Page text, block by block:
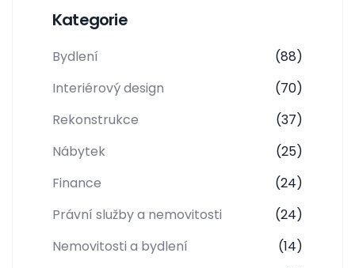
Kategorie
Bydlení
(88)
Interiérový design
(70)
Rekonstrukce
(37)
Nábytek
(25)
Finance
(24)
Právní služby a nemovitosti
(24)
Nemovitosti a bydlení
(14)